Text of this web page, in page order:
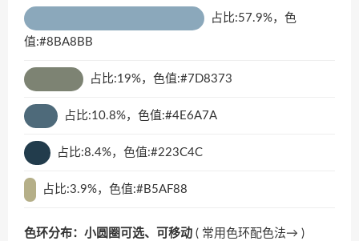
占比:57.9%，色
值:#8BA8BB
占比:19%，色值:#7D8373
占比:10.8%，色值:#4E6A7A
占比:8.4%，色值:#223C4C
占比:3.9%，色值:#B5AF88
色环分布：小圆圈可选、可移动 ( 常用色环配色法→ )